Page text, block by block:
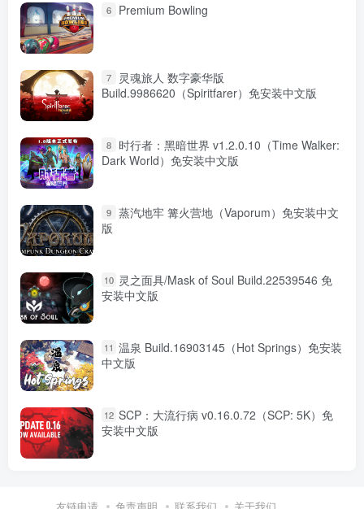
6 Premium Bowling
7
灵魂旅人 数字豪华版
Build.9986620（Spiritfarer）免安装中文版
8
时行者：黑暗世界 v1.2.0.10（Time Walker:
Dark World）免安装中文版
9 蒸汽地牢 篝火营地（Vaporum）免安装中文
版
10 灵之面具/Mask of Soul Build.22539546 免
安装中文版
11 温泉 Build.16903145（Hot Springs）免安装
中文版
12 SCP：大流行病 v0.16.0.72（SCP: 5K）免
安装中文版
友链申请 免责声明 联系我们 关于我们